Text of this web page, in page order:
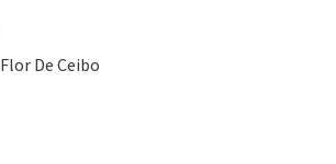
Flor De Ceibo